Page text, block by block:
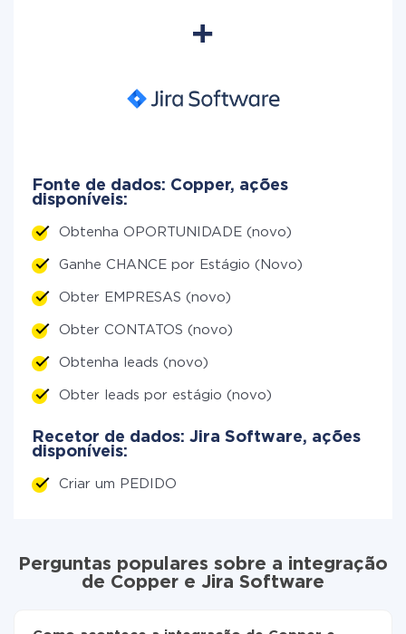
Fonte de dados: Copper, ações
disponíveis:
Obtenha OPORTUNIDADE (novo)
Ganhe CHANCE por Estágio (Novo)
Obter EMPRESAS (novo)
Obter CONTATOS (novo)
Obtenha leads (novo)
Obter leads por estágio (novo)
Recetor de dados: Jira Software, ações
disponíveis:
Criar um PEDIDO
Perguntas populares sobre a integração
de Copper e Jira Software